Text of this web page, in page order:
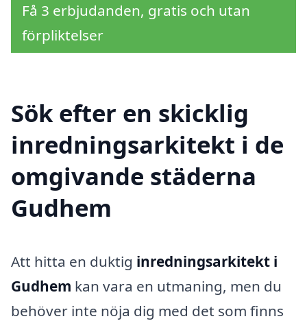
Få 3 erbjudanden, gratis och utan
förpliktelser
Sök efter en skicklig
inredningsarkitekt i de
omgivande städerna
Gudhem
Att hitta en duktig inredningsarkitekt i
Gudhem kan vara en utmaning, men du
behöver inte nöja dig med det som finns